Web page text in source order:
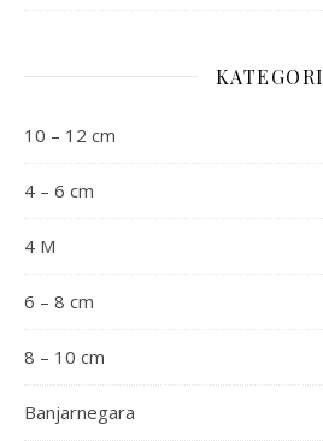
KATEGORI
10 – 12 cm
4 – 6 cm
4 M
6 – 8 cm
8 – 10 cm
Banjarnegara